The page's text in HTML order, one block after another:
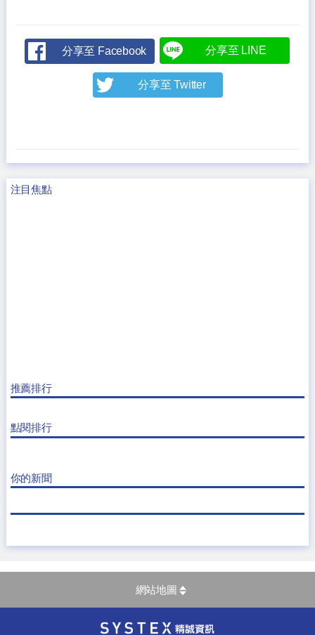
分享至 Facebook 分享至 LINE
分享至 Twitter
注目焦點
推薦排行
點閱排行
你的新聞
網站地圖